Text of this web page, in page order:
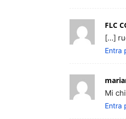
FLC
[…]
Entra
Mi
Entra